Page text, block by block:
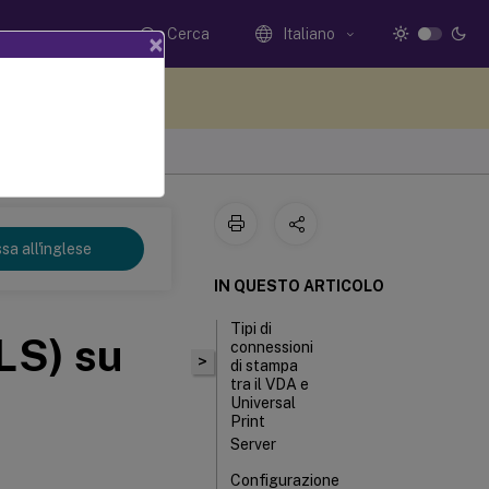
Cerca Italiano
all'inglese
su
>
IN QUESTO ARTICOLO
Tipi di
connessioni
di stampa
tra il VDA e
Universal
Print
Server
Configurazione
×